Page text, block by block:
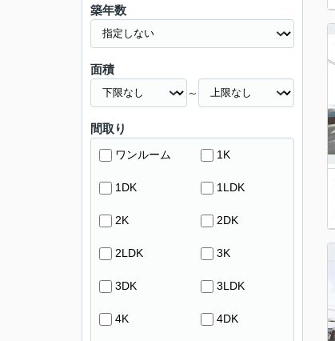
築年数
面積
～
間取り
ワンルーム 1K
1DK 1LDK
2K 2DK
2LDK 3K
3DK 3LDK
4K 4DK